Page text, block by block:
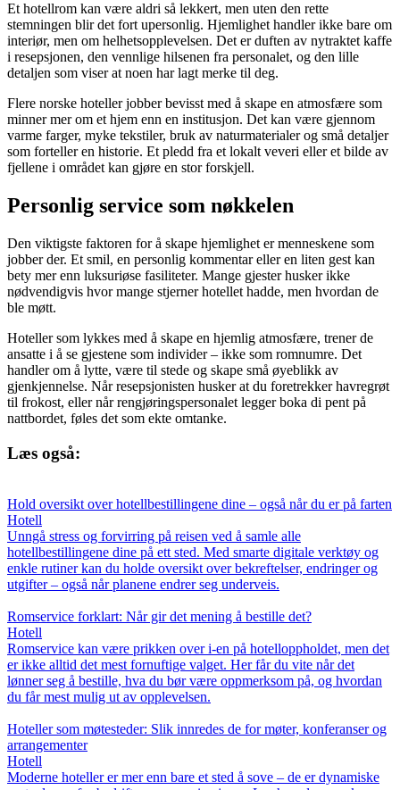
Et hotellrom kan være aldri så lekkert, men uten den rette
stemningen blir det fort upersonlig. Hjemlighet handler ikke bare om
interiør, men om helhetsopplevelsen. Det er duften av nytraktet kaffe
i resepsjonen, den vennlige hilsenen fra personalet, og den lille
detaljen som viser at noen har lagt merke til deg.
Flere norske hoteller jobber bevisst med å skape en atmosfære som
minner mer om et hjem enn en institusjon. Det kan være gjennom
varme farger, myke tekstiler, bruk av naturmaterialer og små detaljer
som forteller en historie. Et pledd fra et lokalt veveri eller et bilde av
fjellene i området kan gjøre en stor forskjell.
Personlig service som nøkkelen
Den viktigste faktoren for å skape hjemlighet er menneskene som
jobber der. Et smil, en personlig kommentar eller en liten gest kan
bety mer enn luksuriøse fasiliteter. Mange gjester husker ikke
nødvendigvis hvor mange stjerner hotellet hadde, men hvordan de
ble møtt.
Hoteller som lykkes med å skape en hjemlig atmosfære, trener de
ansatte i å se gjestene som individer – ikke som romnumre. Det
handler om å lytte, være til stede og skape små øyeblikk av
gjenkjennelse. Når resepsjonisten husker at du foretrekker havregrøt
til frokost, eller når rengjøringspersonalet legger boka di pent på
nattbordet, føles det som ekte omtanke.
Læs også:
Hold oversikt over hotellbestillingene dine – også når du er på farten
Hotell
Unngå stress og forvirring på reisen ved å samle alle
hotellbestillingene dine på ett sted. Med smarte digitale verktøy og
enkle rutiner kan du holde oversikt over bekreftelser, endringer og
utgifter – også når planene endrer seg underveis.
Romservice forklart: Når gir det mening å bestille det?
Hotell
Romservice kan være prikken over i-en på hotelloppholdet, men det
er ikke alltid det mest fornuftige valget. Her får du vite når det
lønner seg å bestille, hva du bør være oppmerksom på, og hvordan
du får mest mulig ut av opplevelsen.
Hoteller som møtesteder: Slik innredes de for møter, konferanser og
arrangementer
Hotell
Moderne hoteller er mer enn bare et sted å sove – de er dynamiske